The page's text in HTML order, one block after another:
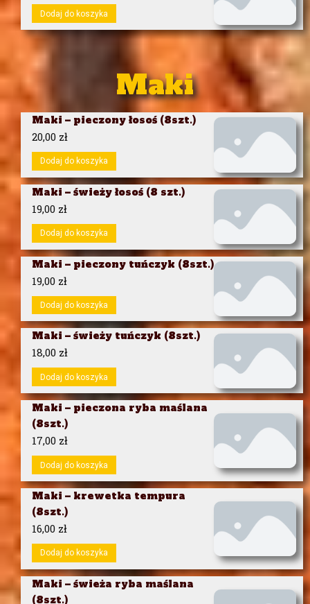
Dodaj do koszyka
Maki
Maki – pieczony łosoś (8szt.)
20,00 zł
Dodaj do koszyka
Maki – świeży łosoś (8 szt.)
19,00 zł
Dodaj do koszyka
Maki – pieczony tuńczyk (8szt.)
19,00 zł
Dodaj do koszyka
Maki – świeży tuńczyk (8szt.)
18,00 zł
Dodaj do koszyka
Maki – pieczona ryba maślana
(8szt.)
17,00 zł
Dodaj do koszyka
Maki – krewetka tempura
(8szt.)
16,00 zł
Dodaj do koszyka
Maki – świeża ryba maślana
(8szt.)